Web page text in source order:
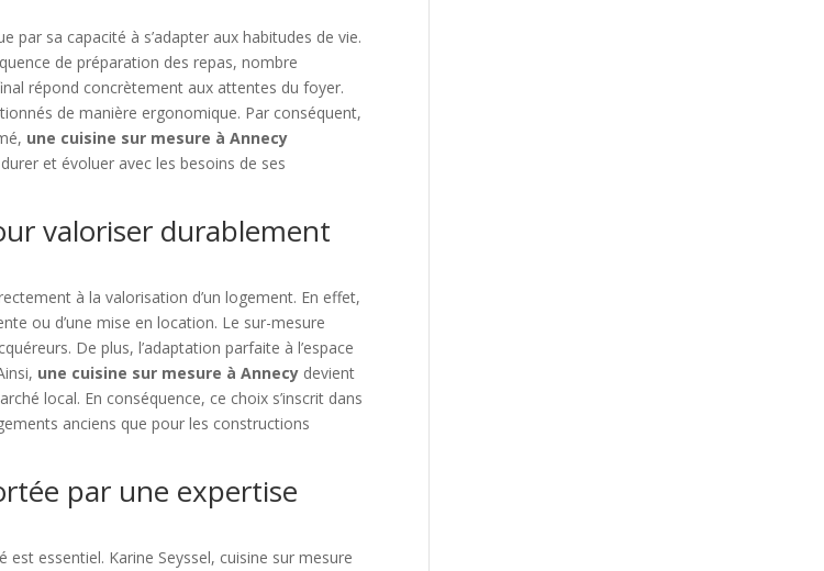
par sa capacité à s’adapter aux habitudes de vie.
de préparation des repas, nombre
répond concrètement aux attentes du foyer.
de manière ergonomique. Par conséquent,
une cuisine sur mesure à Annecy
et évoluer avec les besoins de ses
valoriser durablement
à la valorisation d’un logement. En effet,
ou d’une mise en location. Le sur-mesure
De plus, l’adaptation parfaite à l’espace
une cuisine sur mesure à Annecy devient
local. En conséquence, ce choix s’inscrit dans
anciens que pour les constructions
par une expertise
essentiel. Karine Seyssel, cuisine sur mesure